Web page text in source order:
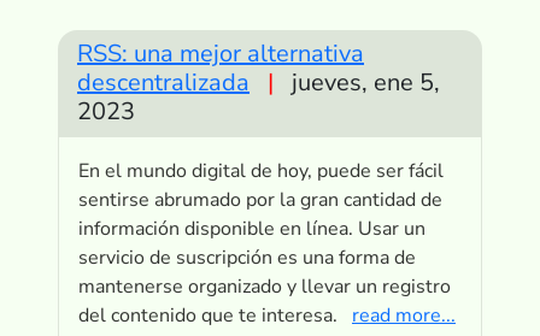
RSS: una mejor alternativa
descentralizada
|
jueves, ene 5,
2023
En el mundo digital de hoy, puede ser fácil
sentirse abrumado por la gran cantidad de
información disponible en línea. Usar un
servicio de suscripción es una forma de
mantenerse organizado y llevar un registro
del contenido que te interesa.
read more...